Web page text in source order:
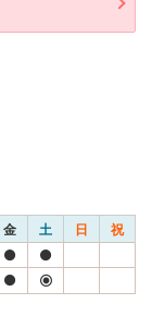
金 土 日 祝